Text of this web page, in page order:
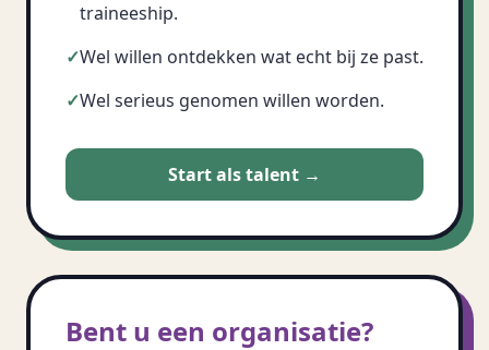
traineeship.
✓Wel willen ontdekken wat echt bij ze past.
✓Wel serieus genomen willen worden.
Start als talent →
Bent u een organisatie?